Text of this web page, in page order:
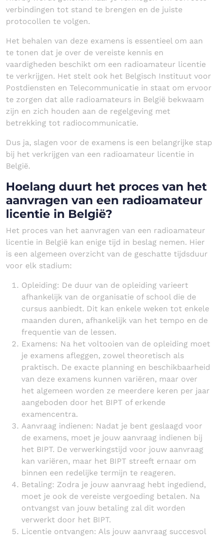
verbindingen tot stand te brengen en de juiste
protocollen te volgen.
Het behalen van deze examens is essentieel om aan
te tonen dat je over de vereiste kennis en
vaardigheden beschikt om een radioamateur licentie
te verkrijgen. Het stelt ook het Belgisch Instituut voor
Postdiensten en Telecommunicatie in staat om ervoor
te zorgen dat alle radioamateurs in België bekwaam
zijn en zich houden aan de regelgeving met
betrekking tot radiocommunicatie.
Dus ja, slagen voor de examens is een belangrijke stap
bij het verkrijgen van een radioamateur licentie in
België.
Hoelang duurt het proces van het
aanvragen van een radioamateur
licentie in België?
Het proces van het aanvragen van een radioamateur
licentie in België kan enige tijd in beslag nemen. Hier
is een algemeen overzicht van de geschatte tijdsduur
voor elk stadium:
Opleiding: De duur van de opleiding varieert
afhankelijk van de organisatie of school die de
cursus aanbiedt. Dit kan enkele weken tot enkele
maanden duren, afhankelijk van het tempo en de
frequentie van de lessen.
Examens: Na het voltooien van de opleiding moet
je examens afleggen, zowel theoretisch als
praktisch. De exacte planning en beschikbaarheid
van deze examens kunnen variëren, maar over
het algemeen worden ze meerdere keren per jaar
aangeboden door het BIPT of erkende
examencentra.
Aanvraag indienen: Nadat je bent geslaagd voor
de examens, moet je jouw aanvraag indienen bij
het BIPT. De verwerkingstijd voor jouw aanvraag
kan variëren, maar het BIPT streeft ernaar om
binnen een redelijke termijn te reageren.
Betaling: Zodra je jouw aanvraag hebt ingediend,
moet je ook de vereiste vergoeding betalen. Na
ontvangst van jouw betaling zal dit worden
verwerkt door het BIPT.
Licentie ontvangen: Als jouw aanvraag succesvol